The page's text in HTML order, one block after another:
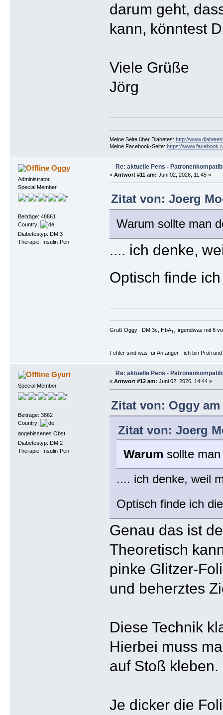
darum geht,
kann, könntest
Viele Grüße
Jörg
Meine Seite über Diabetes: http://
Meine Facebook-Seite: https://
Oggy
Administrator
Special Member
Beiträge: 48861
Country:
Diabetestyp: DM 3
Therapie: Insulin-Pen
Re: aktuelle Pens -
« Antwort #11 am: Juni 02, 2026, 11:45 »
Zitat von: Joerg
Warum sollte man
.... ich denke,
Optisch finde
Gruß Oggy DM 3c, HbA1c irgendwas mit 6
Fehler sind was für Anfänger - ich bin Profi
Gyuri
Special Member
Beiträge: 3862
Country:
angebissenes Obst
Diabetestyp: DM 2
Therapie: Insulin-Pen
Re: aktuelle Pens -
« Antwort #12 am: Juni 02, 2026, 14:44 »
Zitat von: Oggy am
Zitat von: Joerg
Warum sollte
.... ich denke, weil
Optisch finde ich
Genau das ist
Theoretisch
pinke Glitzer-
und beherztes
Diese Technik
Hierbei muss
auf Stoß kleben.
Je dicker die